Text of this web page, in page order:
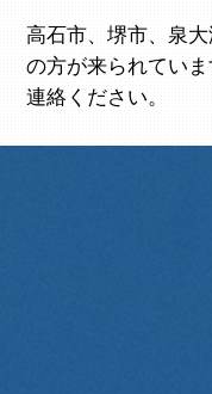
高石市、堺市、泉
の方が来られてい
連絡ください。